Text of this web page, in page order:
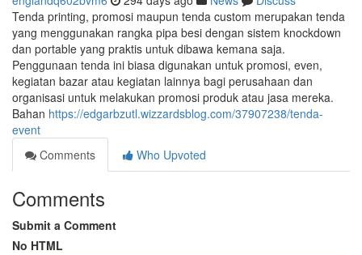
Tenda printing, promosi maupun tenda custom merupakan tenda
yang menggunakan rangka pipa besi dengan sistem knockdown
dan portable yang praktis untuk dibawa kemana saja.
Penggunaan tenda ini biasa digunakan untuk promosi, even,
kegiatan bazar atau kegiatan lainnya bagi perusahaan dan
organisasi untuk melakukan promosi produk atau jasa mereka.
Bahan https://edgarbzutl.wizzardsblog.com/37907238/tenda-
event
Comments
Who Upvoted
Comments
Submit a Comment
No HTML